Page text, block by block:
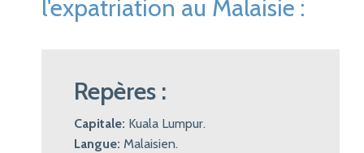
l'expatriation au Malaisie :
Repères :
Capitale: Kuala Lumpur.
Langue: Malaisien.